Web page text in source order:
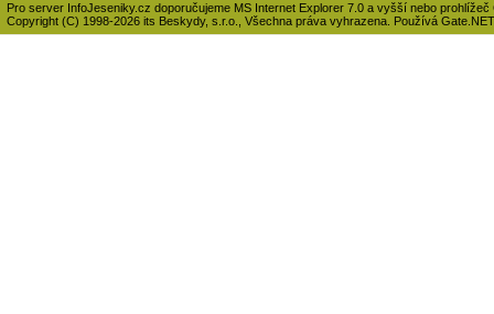
Pro server InfoJeseniky.cz doporučujeme MS Internet Explorer 7.0 a vyšší nebo prohlížeč
Copyright (C) 1998-2026 its Beskydy, s.r.o., Všechna práva vyhrazena. Používá